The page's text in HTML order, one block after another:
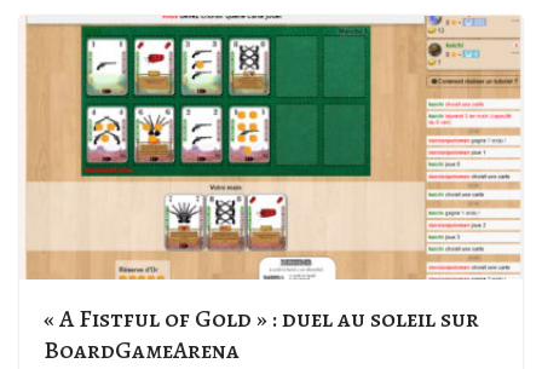
« A Fistful of Gold » : duel au soleil sur
BoardGameArena